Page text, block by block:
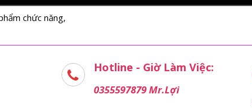
chức năng,
Hotline - Giờ Làm Việc:
0355597879 Mr.Lợi